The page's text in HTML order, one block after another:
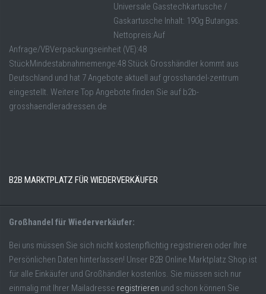
Universale Gasstechkartusche /
Gaskartusche Inhalt: 190g Butangas.
Nettopreis:Auf
Anfrage/VBVerpackungseinheit (VE):48
StückMindestabnahmemenge:48 Stück Grosshändler kommt aus
Deutschland und hat 7 Angebote aktuell auf grosshandel-zentrum
eingestellt. Weitere Top Angebote finden Sie auf b2b-
grosshaendleradressen.de
B2B MARKTPLATZ FÜR WIEDERVERKÄUFER
Großhandel für Wiederverkäufer:
Bei uns müssen Sie sich nicht kostenpflichtig registrieren oder Ihre
Persönlichen Daten hinterlassen! Unser B2B Online Marktplatz Shop ist
für alle Einkäufer und Großhändler kostenlos. Sie müssen sich nur
einmalig mit Ihrer Mailadresse registrieren und schon können Sie